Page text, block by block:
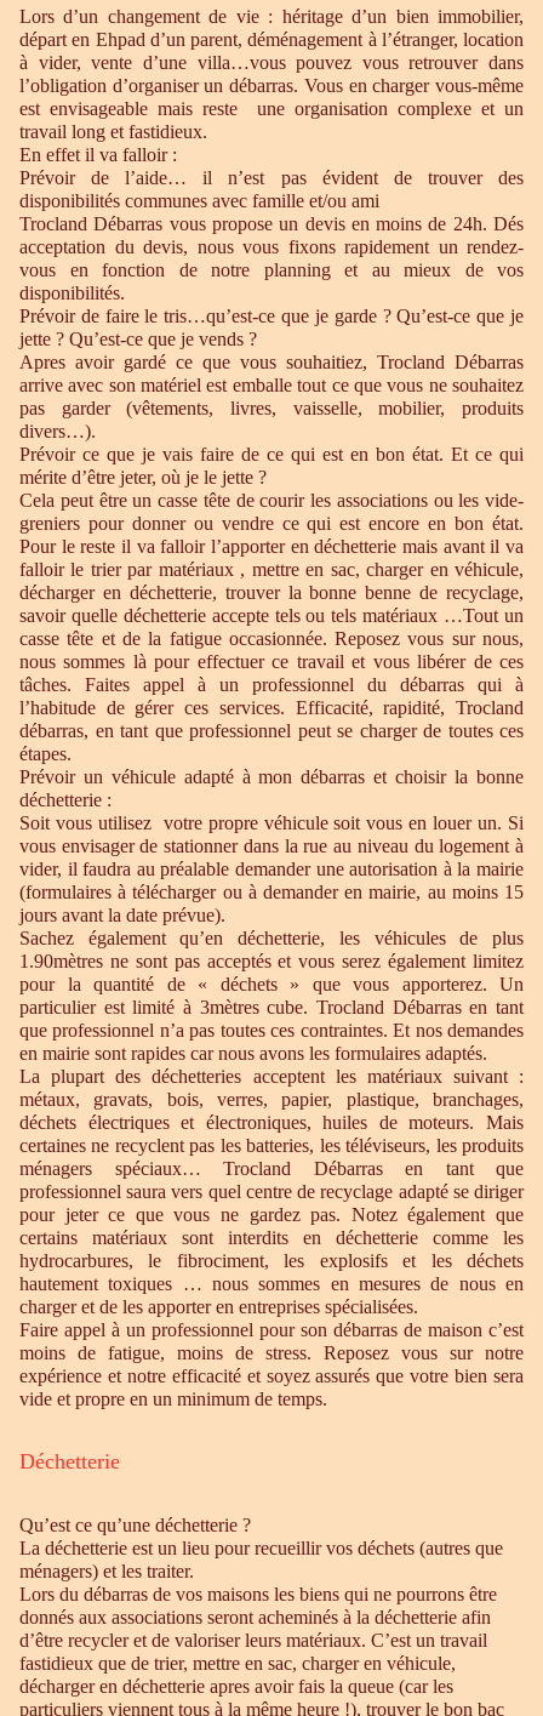
Lors d’un changement de vie : héritage d’un bien immobilier,
départ en Ehpad d’un parent, déménagement à l’étranger, location
à vider, vente d’une villa…vous pouvez vous retrouver dans
l’obligation d’organiser un débarras. Vous en charger vous-même
est envisageable mais reste une organisation complexe et un
travail long et fastidieux.
En effet il va falloir :
Prévoir de l’aide… il n’est pas évident de trouver des
disponibilités communes avec famille et/ou ami
Trocland Débarras vous propose un devis en moins de 24h. Dés
acceptation du devis, nous vous fixons rapidement un rendez-
vous en fonction de notre planning et au mieux de vos
disponibilités.
Prévoir de faire le tris…qu’est-ce que je garde ? Qu’est-ce que je
jette ? Qu’est-ce que je vends ?
Apres avoir gardé ce que vous souhaitiez, Trocland Débarras
arrive avec son matériel est emballe tout ce que vous ne souhaitez
pas garder (vêtements, livres, vaisselle, mobilier, produits
divers…).
Prévoir ce que je vais faire de ce qui est en bon état. Et ce qui
mérite d’être jeter, où je le jette ?
Cela peut être un casse tête de courir les associations ou les vide-
greniers pour donner ou vendre ce qui est encore en bon état.
Pour le reste il va falloir l’apporter en déchetterie mais avant il va
falloir le trier par matériaux , mettre en sac, charger en véhicule,
décharger en déchetterie, trouver la bonne benne de recyclage,
savoir quelle déchetterie accepte tels ou tels matériaux …Tout un
casse tête et de la fatigue occasionnée. Reposez vous sur nous,
nous sommes là pour effectuer ce travail et vous libérer de ces
tâches. Faites appel à un professionnel du débarras qui à
l’habitude de gérer ces services. Efficacité, rapidité, Trocland
débarras, en tant que professionnel peut se charger de toutes ces
étapes.
Prévoir un véhicule adapté à mon débarras et choisir la bonne
déchetterie :
Soit vous utilisez votre propre véhicule soit vous en louer un. Si
vous envisager de stationner dans la rue au niveau du logement à
vider, il faudra au préalable demander une autorisation à la mairie
(formulaires à télécharger ou à demander en mairie, au moins 15
jours avant la date prévue).
Sachez également qu’en déchetterie, les véhicules de plus
1.90mètres ne sont pas acceptés et vous serez également limitez
pour la quantité de « déchets » que vous apporterez. Un
particulier est limité à 3mètres cube. Trocland Débarras en tant
que professionnel n’a pas toutes ces contraintes. Et nos demandes
en mairie sont rapides car nous avons les formulaires adaptés.
La plupart des déchetteries acceptent les matériaux suivant :
métaux, gravats, bois, verres, papier, plastique, branchages,
déchets électriques et électroniques, huiles de moteurs. Mais
certaines ne recyclent pas les batteries, les téléviseurs, les produits
ménagers spéciaux… Trocland Débarras en tant que
professionnel saura vers quel centre de recyclage adapté se diriger
pour jeter ce que vous ne gardez pas. Notez également que
certains matériaux sont interdits en déchetterie comme les
hydrocarbures, le fibrociment, les explosifs et les déchets
hautement toxiques … nous sommes en mesures de nous en
charger et de les apporter en entreprises spécialisées.
Faire appel à un professionnel pour son débarras de maison c’est
moins de fatigue, moins de stress. Reposez vous sur notre
expérience et notre efficacité et soyez assurés que votre bien sera
vide et propre en un minimum de temps.
Déchetterie
Qu’est ce qu’une déchetterie ?
La déchetterie est un lieu pour recueillir vos déchets (autres que
ménagers) et les traiter.
Lors du débarras de vos maisons les biens qui ne pourrons être
donnés aux associations seront acheminés à la déchetterie afin
d’être recycler et de valoriser leurs matériaux. C’est un travail
fastidieux que de trier, mettre en sac, charger en véhicule,
décharger en déchetterie apres avoir fais la queue (car les
particuliers viennent tous à la même heure !), trouver le bon bac